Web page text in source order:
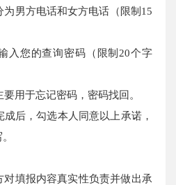
为男方电话和女方电话（限制15
入您的查询密码（限制20个字
要用于忘记密码，密码找回。
成后，勾选本人同意以上承诺，
对填报内容真实性负责并做出承